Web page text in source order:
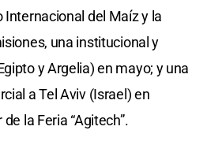
Internacional del Maíz y la
una institucional y
y Argelia) en mayo; y una
a Tel Aviv (Israel) en
la Feria “Agitech”.